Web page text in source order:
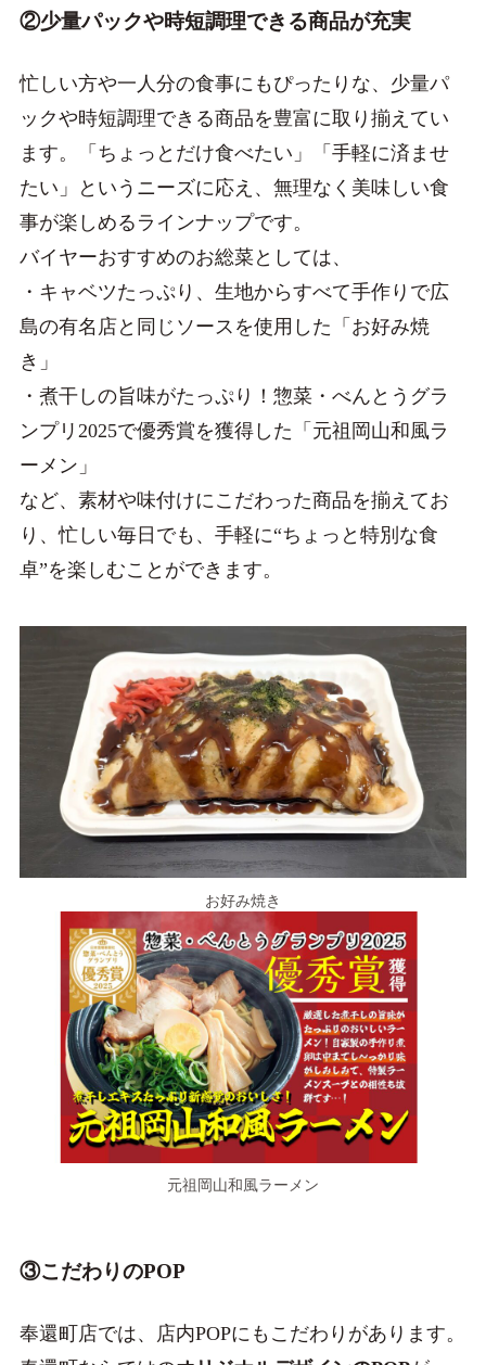
②少量パックや時短調理できる商品が充実
忙しい方や一人分の食事にもぴったりな、少量パ
ックや時短調理できる商品を豊富に取り揃えてい
ます。「ちょっとだけ食べたい」「手軽に済ませ
たい」というニーズに応え、無理なく美味しい食
事が楽しめるラインナップです。
バイヤーおすすめのお総菜としては、
・キャベツたっぷり、生地からすべて手作りで広
島の有名店と同じソースを使用した「お好み焼
き」
・煮干しの旨味がたっぷり！惣菜・べんとうグラ
ンプリ2025で優秀賞を獲得した「元祖岡山和風ラ
ーメン」
など、素材や味付けにこだわった商品を揃えてお
り、忙しい毎日でも、手軽に“ちょっと特別な食
卓”を楽しむことができます。
お好み焼き
元祖岡山和風ラーメン
③こだわりのPOP
奉還町店では、店内POPにもこだわりがあります。